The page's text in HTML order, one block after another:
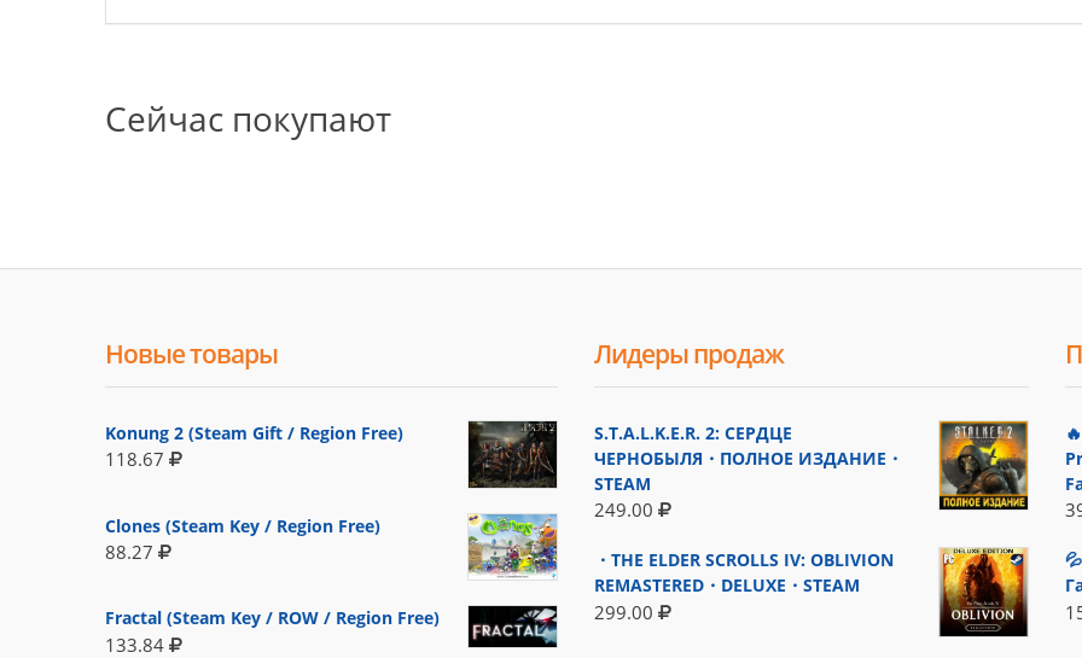
Сейчас покупают
Новые товары
Konung 2 (Steam Gift / Region Free)
118.67
Clones (Steam Key / Region Free)
88.27
Fractal (Steam Key / ROW / Region Free)
133.84
Лидеры продаж
S.T.A.L.K.E.R. 2: СЕРДЦЕ
ЧЕРНОБЫЛЯ・ПОЛНОЕ ИЗДАНИЕ・
STEAM
249.00
・THE ELDER SCROLLS IV: OBLIVION
REMASTERED・DELUXE・STEAM
299.00